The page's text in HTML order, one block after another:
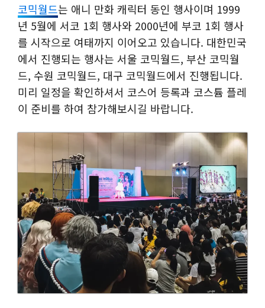
코믹월드는 애니 만화 캐릭터 동인 행사이며 1999
년 5월에 서코 1회 행사와 2000년에 부코 1회 행사
를 시작으로 여태까지 이어오고 있습니다. 대한민국
에서 진행되는 행사는 서울 코믹월드, 부산 코믹월
드, 수원 코믹월드, 대구 코믹월드에서 진행됩니다.
미리 일정을 확인하셔서 코스어 등록과 코스튬 플레
이 준비를 하여 참가해보시길 바랍니다.